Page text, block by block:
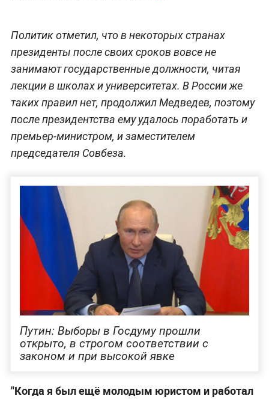
Политик отметил, что в некоторых странах
президенты после своих сроков вовсе не
занимают государственные должности, читая
лекции в школах и университетах. В России же
таких правил нет, продолжил Медведев, поэтому
после президентства ему удалось поработать и
премьер-министром, и заместителем
председателя Совбеза.
Путин: Выборы в Госдуму прошли
открыто, в строгом соответствии с
законом и при высокой явке
"Когда я был ещё молодым юристом и работал